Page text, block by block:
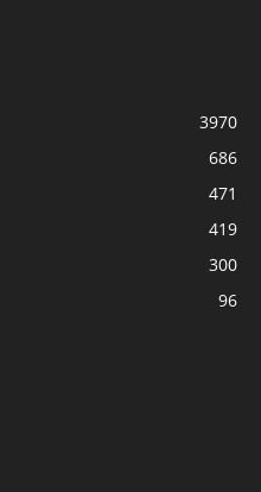
3970
686
471
419
300
96